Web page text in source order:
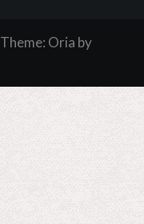
Theme: Oria by